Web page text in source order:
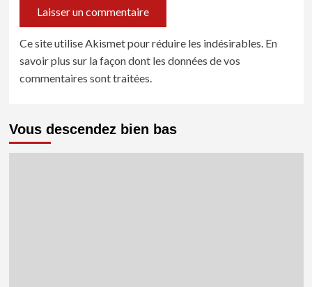
Ce site utilise Akismet pour réduire les indésirables. En
savoir plus sur la façon dont les données de vos
commentaires sont traitées.
Vous descendez bien bas